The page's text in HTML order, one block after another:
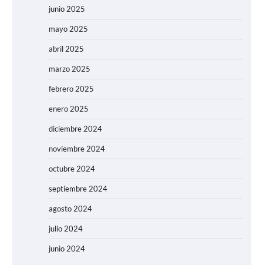
junio 2025
mayo 2025
abril 2025
marzo 2025
febrero 2025
enero 2025
diciembre 2024
noviembre 2024
octubre 2024
septiembre 2024
agosto 2024
julio 2024
junio 2024